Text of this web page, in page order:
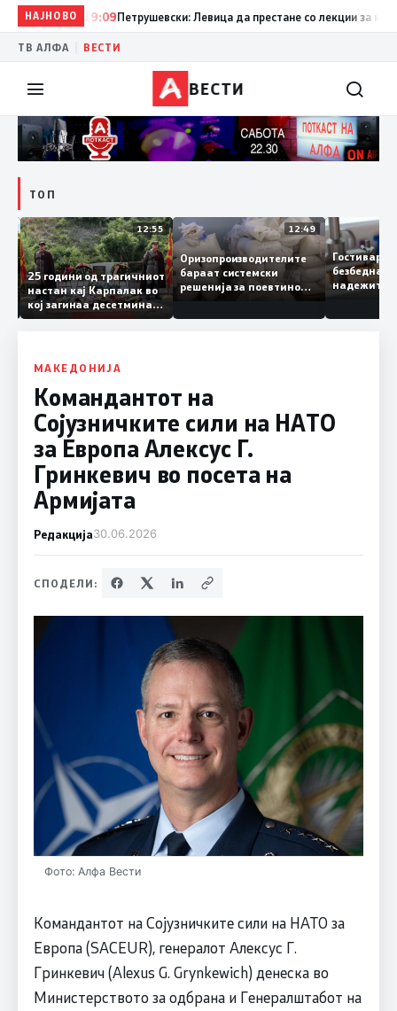
НАЈНОВО19:09Петрушевски: Левица да престане со лекции за морал
ТВ АЛФА ВЕСТИ
ВЕСТИ
ТОП
13:04 12:55
25 години од трагичниот
настан кај Карпалак во
кој загинаа десетмина
македонски бранители
12:49
Оризопроизводителите
бараат системски
решенија за поевтино
производство
МАКЕДОНИЈА
Командантот на
Сојузничките сили на НАТО
за Европа Алексус Г.
Гринкевич во посета на
Армијата
Редакција30.06.2026
СПОДЕЛИ:
Фото: Алфа Вести
Командантот на Сојузничките сили на НАТО за
Европа (SACEUR), генералот Алексус Г.
Гринкевич (Alexus G. Grynkewich) денеска во
Министерството за одбрана и Генералштабот на